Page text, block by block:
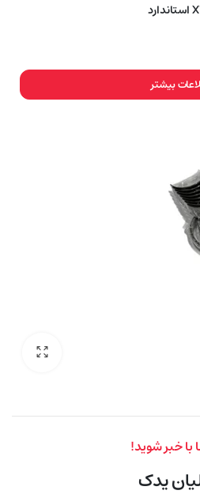
بیشتر
با خبر شوید!
یدک